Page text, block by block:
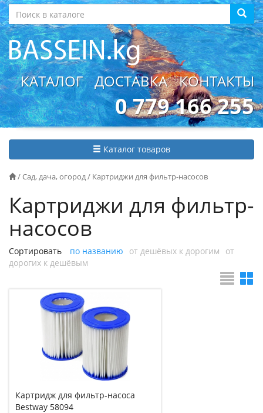
КАТАЛОГ ДОСТАВКА КОНТАКТЫ
0 779 166 255
Каталог товаров
/Сад, дача, огород/ Картриджи для фильтр-насосов
Картриджи для фильтр-
насосов
Сортировать по названию от дешёвых к дорогим
от
дорогих к дешёвым
Картридж для фильтр-насоса
Bestway 58094